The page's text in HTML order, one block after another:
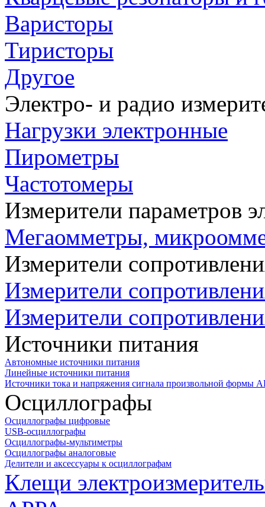
Варисторы
Тиристоры
Другое
Электро- и радио
Нагрузки электронные
Пирометры
Частотомеры
Измерители параметров
Мегаомметры,
Измерители
Измерители
Измерители
Источники питания
Автономные источники питания
Линейные источники питания
Источники тока и напряжения сигнала произвольной формы
Осциллографы
Осциллографы цифровые
USB-осциллографы
Осциллографы-мультиметры
Осциллографы аналоговые
Делители и аксессуары к осциллографам
Клещи